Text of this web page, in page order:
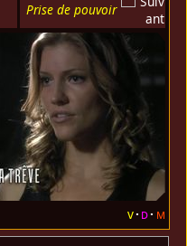
Prise de pouvoir
v d m